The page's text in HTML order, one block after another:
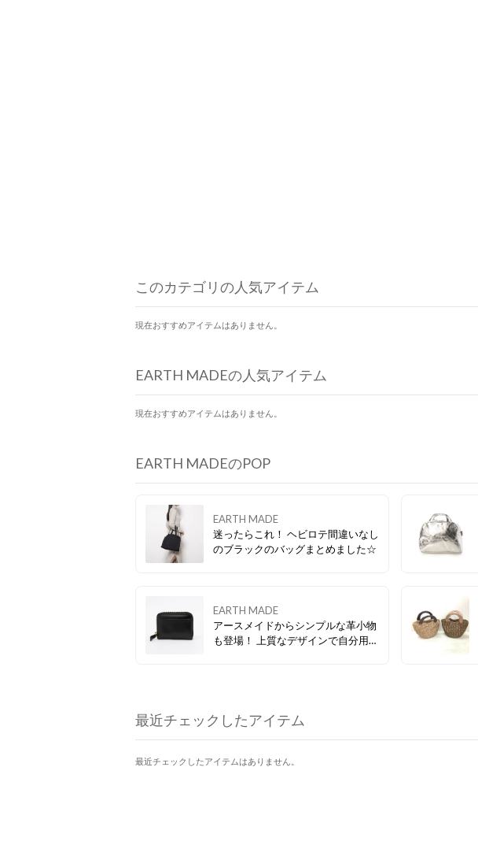
このカテゴリの人気アイテム
現在おすすめアイテムはありません。
EARTH MADEの人気アイテム
現在おすすめアイテムはありません。
EARTH MADEのPOP
EARTH MADE
迷ったらこれ！ ヘビロテ間違いなし
のブラックのバッグまとめました☆
EARTH MADE
アースメイドからシンプルな革小物
も登場！ 上質なデザインで自分用に
最近チェックしたアイテム
最近チェックしたアイテムはありません。